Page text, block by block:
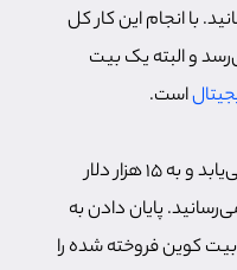
با انجام این کار کل
40 هزار دلار می‌رسد و البته یک بیت
است.
زمانی که قیمت بیت کوین کاهش می‌یابد و به 15 هزار دلار
پایان دادن به
کوین فروخته شده را